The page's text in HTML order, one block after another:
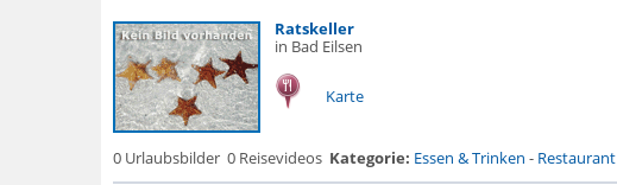
Ratskeller
in Bad Eilsen
Karte
0 Urlaubsbilder 0 Reisevideos Kategorie: Essen & Trinken - Restaurant